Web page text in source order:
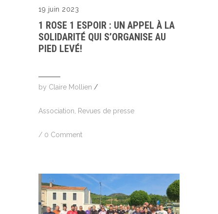
19 juin 2023
1 ROSE 1 ESPOIR : UN APPEL À LA
SOLIDARITÉ QUI S’ORGANISE AU
PIED LEVÉ!
by Claire Mollien /
Association, Revues de presse
/ 0 Comment